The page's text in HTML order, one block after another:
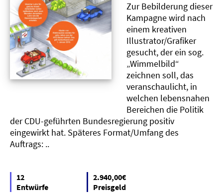
Zur Bebilderung dieser
Kampagne wird nach
einem kreativen
Illustrator/Grafiker
gesucht, der ein sog.
„Wimmelbild“
zeichnen soll, das
veranschaulicht, in
welchen lebensnahen
Bereichen die Politik
der CDU-geführten Bundesregierung positiv
eingewirkt hat. Späteres Format/Umfang des
Auftrags: ..
12
Entwürfe
2.940,00€
Preisgeld